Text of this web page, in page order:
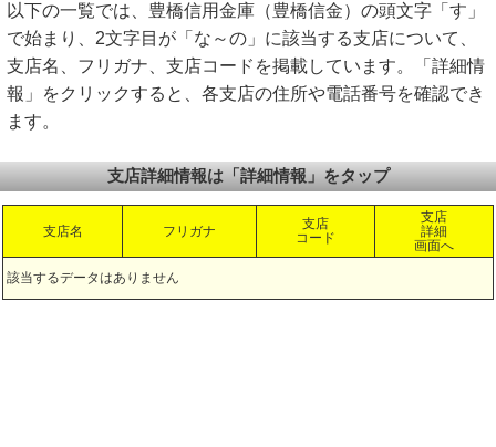
以下の一覧では、豊橋信用金庫（豊橋信金）の頭文字「す」
で始まり、2文字目が「な～の」に該当する支店について、
支店名、フリガナ、支店コードを掲載しています。「詳細情
報」をクリックすると、各支店の住所や電話番号を確認でき
ます。
支店詳細情報は「詳細情報」をタップ
支店名 フリガナ
支店
コード
支店
詳細
画面へ
該当するデータはありません